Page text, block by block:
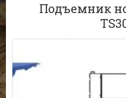
Подъемник